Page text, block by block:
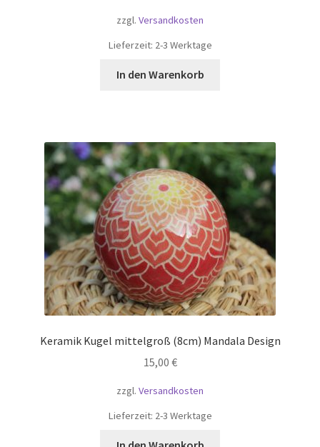
zzgl. Versandkosten
Lieferzeit: 2-3 Werktage
In den Warenkorb
Keramik Kugel mittelgroß (8cm) Mandala Design
15,00 €
zzgl. Versandkosten
Lieferzeit: 2-3 Werktage